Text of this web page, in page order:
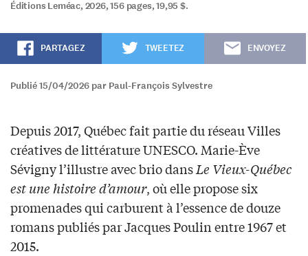
Éditions Leméac, 2026, 156 pages, 19,95 $.
PARTAGEZ TWEETEZ ENVOYEZ
Publié 15/04/2026 par Paul-François Sylvestre
Depuis 2017, Québec fait partie du réseau Villes
créatives de littérature UNESCO. Marie-Ève
Sévigny l’illustre avec brio dansLe Vieux-Québec
est une histoire d’amour, où elle propose six
promenades qui carburent à l’essence de douze
romans publiés par Jacques Poulin entre 1967 et
2015.